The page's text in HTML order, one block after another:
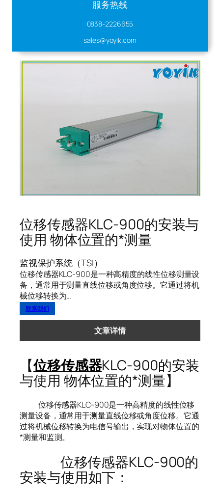
服务热线
0838-2226655
sales@yoyik.com
位移传感器KLC-900的安装与
使用 物体位置的*测量
监视保护系统（TSI）
位移传感器KLC-900是一种高精度的线性位移测量设
备，通常用于测量直线位移或角度位移。它通过将机
械位移转换为…
联系我们
文章详情
【位移传感器KLC-900的安装
与使用 物体位置的*测量】
位移传感器KLC-900是一种高精度的线性位移
测量设备，通常用于测量直线位移或角度位移。它通
过将机械位移转换为电信号输出，实现对物体位置的
*测量和监测。
位移传感器KLC-900的
安装与使用如下：